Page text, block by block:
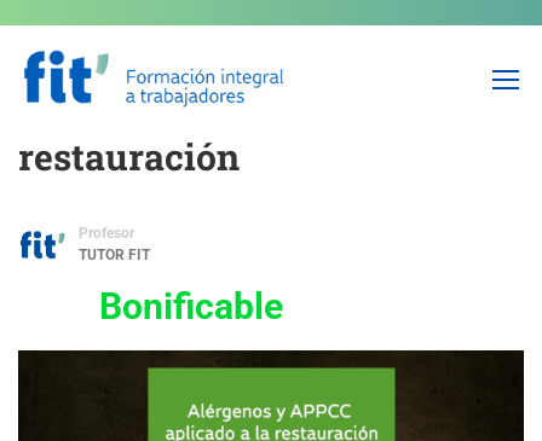
NO USAR – Alérgenos y
APPCC aplicado a la
restauración
Profesor
TUTOR FIT
Bonificable